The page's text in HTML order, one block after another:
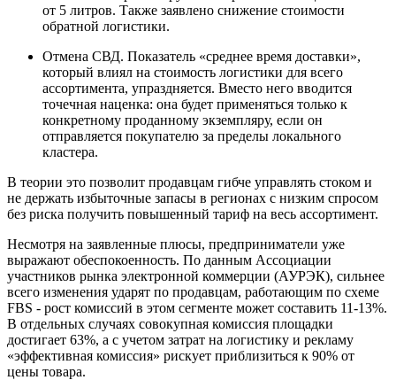
от 5 литров. Также заявлено снижение стоимости
обратной логистики.
Отмена СВД. Показатель «среднее время доставки»,
который влиял на стоимость логистики для всего
ассортимента, упраздняется. Вместо него вводится
точечная наценка: она будет применяться только к
конкретному проданному экземпляру, если он
отправляется покупателю за пределы локального
кластера.
В теории это позволит продавцам гибче управлять стоком и
не держать избыточные запасы в регионах с низким спросом
без риска получить повышенный тариф на весь ассортимент.
Несмотря на заявленные плюсы, предприниматели уже
выражают обеспокоенность. По данным Ассоциации
участников рынка электронной коммерции (АУРЭК), сильнее
всего изменения ударят по продавцам, работающим по схеме
FBS - рост комиссий в этом сегменте может составить 11-13%.
В отдельных случаях совокупная комиссия площадки
достигает 63%, а с учетом затрат на логистику и рекламу
«эффективная комиссия» рискует приблизиться к 90% от
цены товара.